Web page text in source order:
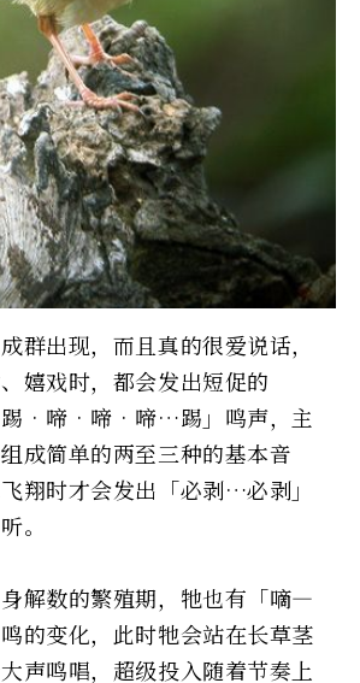
群出现，而且真的很爱说话，
嬉戏时，都会发出短促的
踢‧啼‧啼‧啼…踢」鸣声，主
成简单的两至三种的基本音
翔时才会发出「必剥…必剥」
。
解数的繁殖期，牠也有「嘀—
的变化，此时牠会站在长草茎
声鸣唱，超级投入随着节奏上